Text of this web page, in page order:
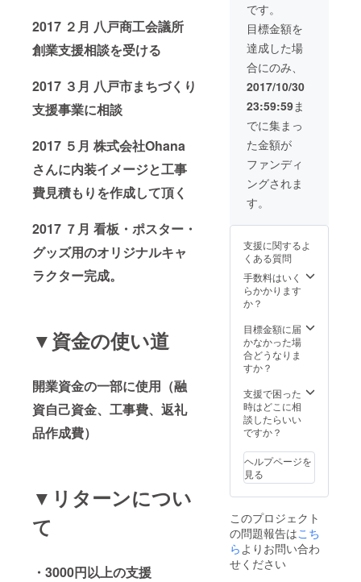
2017 ２月 八戸商工会議所
創業支援相談を受ける
2017 ３月 八戸市まちづくり
支援事業に相談
2017 ５月 株式会社Ohana
さんに内装イメージと工事
費見積もりを作成して頂く
2017 ７月 看板・ポスター・
グッズ用のオリジナルキャ
ラクター完成。
▼資金の使い道
開業資金の一部に使用（融
資自己資金、工事費、返礼
品作成費）
▼リターンについ
て
・3000円以上の支援
です。
目標金額を
達成した場
合にのみ、
2017/10/30
23:59:59ま
でに集まっ
た金額が
ファンディ
ングされま
す。
支援に関するよ
くある質問
手数料はいく
らかかります
か？
目標金額に届
かなかった場
合どうなりま
すか？
支援で困った
時はどこに相
談したらいい
ですか？
ヘルプページを
見る
このプロジェクト
の問題報告はこち
らよりお問い合わ
せください